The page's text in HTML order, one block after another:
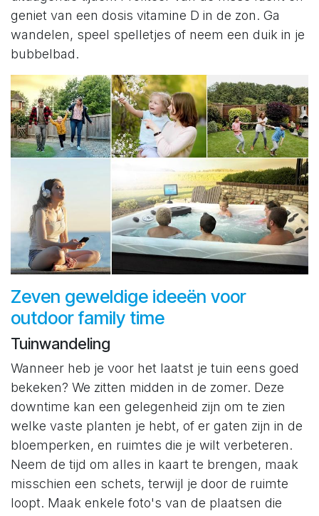
geniet van een dosis vitamine D in de zon. Ga
wandelen, speel spelletjes of neem een duik in je
bubbelbad.
Zeven geweldige ideeën voor
outdoor family time
Tuinwandeling
Wanneer heb je voor het laatst je tuin eens goed
bekeken? We zitten midden in de zomer. Deze
downtime kan een gelegenheid zijn om te zien
welke vaste planten je hebt, of er gaten zijn in de
bloemperken, en ruimtes die je wilt verbeteren.
Neem de tijd om alles in kaart te brengen, maak
misschien een schets, terwijl je door de ruimte
loopt. Maak enkele foto's van de plaatsen die